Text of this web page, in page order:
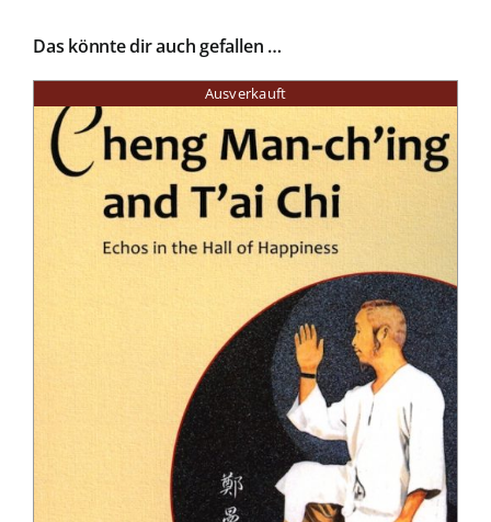
Das könnte dir auch gefallen …
Ausverkauft